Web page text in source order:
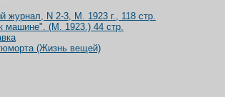
журнал, N 2-3, М. 1923 г., 118 стр.
машине". (М. 1923.) 44 стр.
(Жизнь вещей)